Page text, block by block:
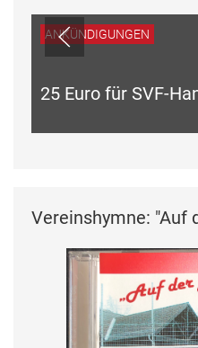
ANKÜNDIGUNGEN
25 Euro für SVF-
Vereinshymne: "Auf